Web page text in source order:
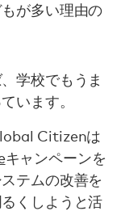
が多い理由の
学校でもうま
います。
Citizenは
キャンペーンを
テムの改善を
くしようと活